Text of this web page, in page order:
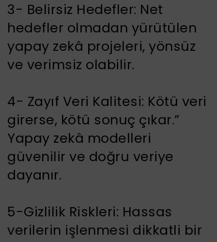
3- Belirsiz Hedefler: Net
hedefler olmadan yürütülen
yapay zekâ projeleri, yönsüz
ve verimsiz olabilir.
4- Zayıf Veri Kalitesi: Kötü veri
girerse, kötü sonuç çıkar.”
Yapay zekâ modelleri
güvenilir ve doğru veriye
dayanır.
5-Gizlilik Riskleri: Hassas
verilerin işlenmesi dikkatli bir